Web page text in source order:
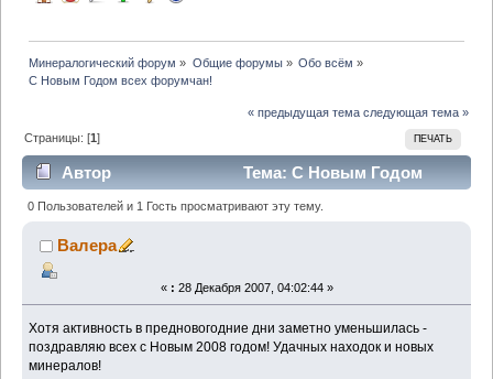
Минералогический форум » Общие форумы» Обо всём »
С Новым Годом всех форумчан!
« предыдущая тема следующая тема »
ПЕЧАТЬ
Страницы: [1]
Автор
Тема: С Новым Годом
всех форумчан! (Прочитано 4161 раз)
0 Пользователей и 1 Гость просматривают эту тему.
Валера
« : 28 Декабря 2007, 04:02:44 »
Хотя активность в предновогодние дни заметно уменьшилась -
поздравляю всех с Новым 2008 годом! Удачных находок и новых
минералов!